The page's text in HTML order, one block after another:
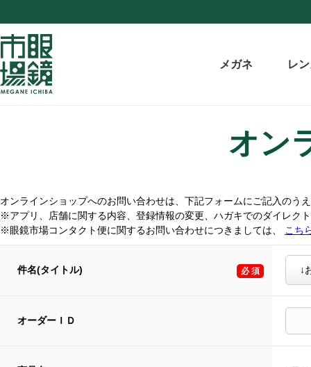
メガネ レ
オン
オンラインショップへのお問い合わせは、下記フォームにご記入のう
※アプリ、店舗に関する内容、登録情報の変更、ハガキでのダイレク
※眼鏡市場コンタクト便に関するお問い合わせにつきましては、
こち
件名(タイトル)
オーダーＩＤ